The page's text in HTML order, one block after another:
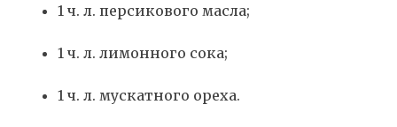
1 ч. л. персикового масла;
1 ч. л. лимонного сока;
1 ч. л. мускатного ореха.